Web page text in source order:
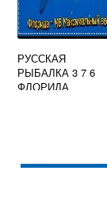
РУССКАЯ
РЫБАЛКА 3 7 6
ФЛОРИДА